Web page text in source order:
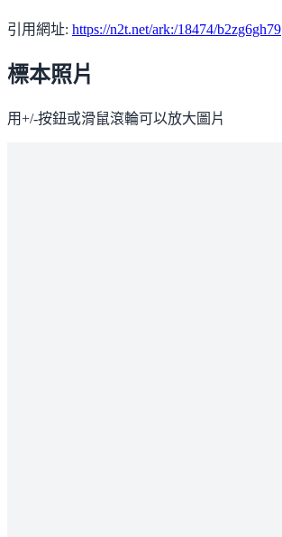
引用網址: https://n2t.net/ark:/18474/b2zg6gh79
標本照片
用+/-按鈕或滑鼠滾輪可以放大圖片